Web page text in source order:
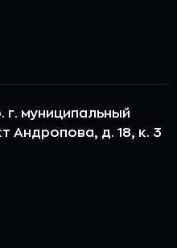
г. муниципальный
Андропова, д. 18, к. 3